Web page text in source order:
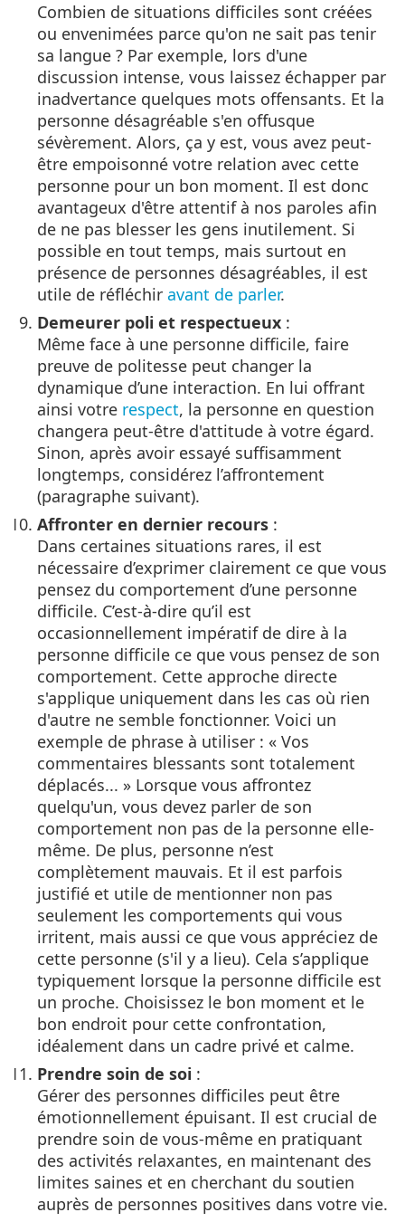
Combien de situations difficiles sont créées
ou envenimées parce qu'on ne sait pas tenir
sa langue ? Par exemple, lors d'une
discussion intense, vous laissez échapper par
inadvertance quelques mots offensants. Et la
personne désagréable s'en offusque
sévèrement. Alors, ça y est, vous avez peut-
être empoisonné votre relation avec cette
personne pour un bon moment. Il est donc
avantageux d'être attentif à nos paroles afin
de ne pas blesser les gens inutilement. Si
possible en tout temps, mais surtout en
présence de personnes désagréables, il est
utile de réfléchir avant de parler.
Demeurer poli et respectueux :
Même face à une personne difficile, faire
preuve de politesse peut changer la
dynamique d’une interaction. En lui offrant
ainsi votre respect, la personne en question
changera peut-être d'attitude à votre égard.
Sinon, après avoir essayé suffisamment
longtemps, considérez l’affrontement
(paragraphe suivant).
Affronter en dernier recours :
Dans certaines situations rares, il est
nécessaire d’exprimer clairement ce que vous
pensez du comportement d’une personne
difficile. C’est-à-dire qu’il est
occasionnellement impératif de dire à la
personne difficile ce que vous pensez de son
comportement. Cette approche directe
s'applique uniquement dans les cas où rien
d'autre ne semble fonctionner. Voici un
exemple de phrase à utiliser : « Vos
commentaires blessants sont totalement
déplacés... » Lorsque vous affrontez
quelqu'un, vous devez parler de son
comportement non pas de la personne elle-
même. De plus, personne n’est
complètement mauvais. Et il est parfois
justifié et utile de mentionner non pas
seulement les comportements qui vous
irritent, mais aussi ce que vous appréciez de
cette personne (s'il y a lieu). Cela s’applique
typiquement lorsque la personne difficile est
un proche. Choisissez le bon moment et le
bon endroit pour cette confrontation,
idéalement dans un cadre privé et calme.
Prendre soin de soi :
Gérer des personnes difficiles peut être
émotionnellement épuisant. Il est crucial de
prendre soin de vous-même en pratiquant
des activités relaxantes, en maintenant des
limites saines et en cherchant du soutien
auprès de personnes positives dans votre vie.